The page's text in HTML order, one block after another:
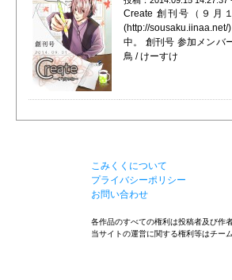
Create 創刊号（９月
(http://
中。 創刊号 参加メンバ
鳥 / けーすけ
こみくくについて
プライバシーポリシー
お問い合わせ
各作品のすべての権利は投稿者及び作
当サイトの運営に関する権利等はチー